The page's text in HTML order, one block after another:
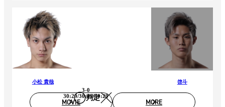
小松 貴哉
判定
3-0
30:29/30:29/30:29
啓斗
MOVIE MORE